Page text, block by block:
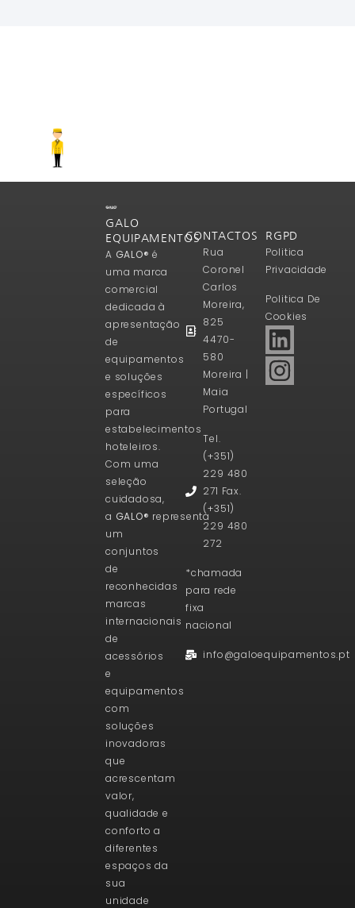
GALO
EQUIPAMENTOS
A GALO® é
uma marca
comercial
dedicada à
apresentação
de
equipamentos
e soluções
específicos
para
estabelecimentos
hoteleiros.
Com uma
seleção
cuidadosa,
a GALO® representa
um
conjuntos
de
reconhecidas
marcas
internacionais
de
acessórios
e
equipamentos
com
soluções
inovadoras
que
acrescentam
valor,
qualidade e
conforto a
diferentes
espaços da
sua
unidade
CONTACTOS
Rua
Coronel
Carlos
Moreira,
825
4470-
580
Moreira |
Maia
Portugal
Tel.
(+351)
229 480
271 Fax.
(+351)
229 480
272
*chamada
para rede
fixa
nacional
info@galoequipamentos.pt
RGPD
Politica
Privacidade
Politica De
Cookies